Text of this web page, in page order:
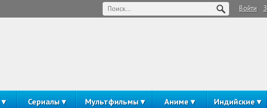
Войти
Сериалы Мультфильмы Аниме Индийские